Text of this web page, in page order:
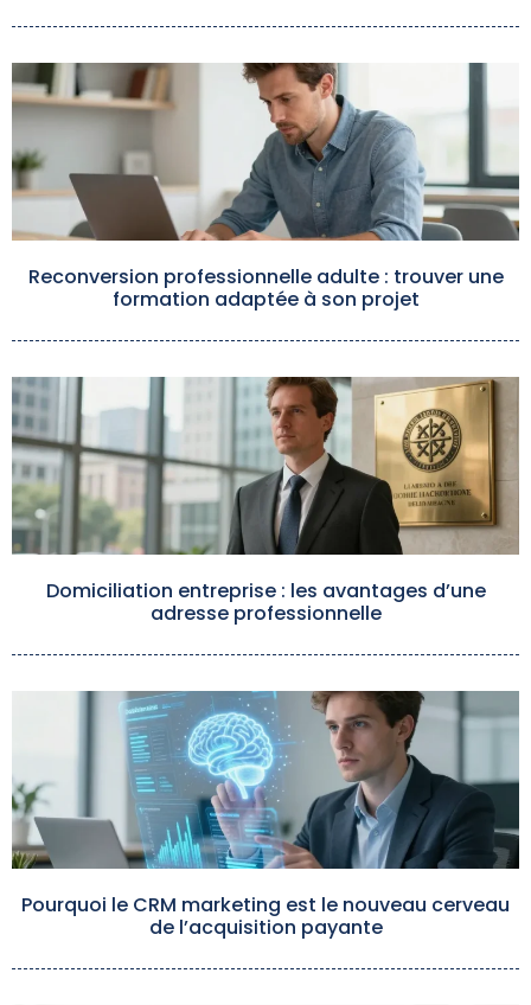
Reconversion professionnelle adulte : trouver une
formation adaptée à son projet
Domiciliation entreprise : les avantages d’une
adresse professionnelle
Pourquoi le CRM marketing est le nouveau cerveau
de l’acquisition payante